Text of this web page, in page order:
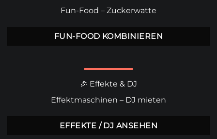
Fun-Food – Zuckerwatte
FUN-FOOD KOMBINIEREN
🎉 Effekte & DJ
Effektmaschinen – DJ mieten
EFFEKTE / DJ ANSEHEN